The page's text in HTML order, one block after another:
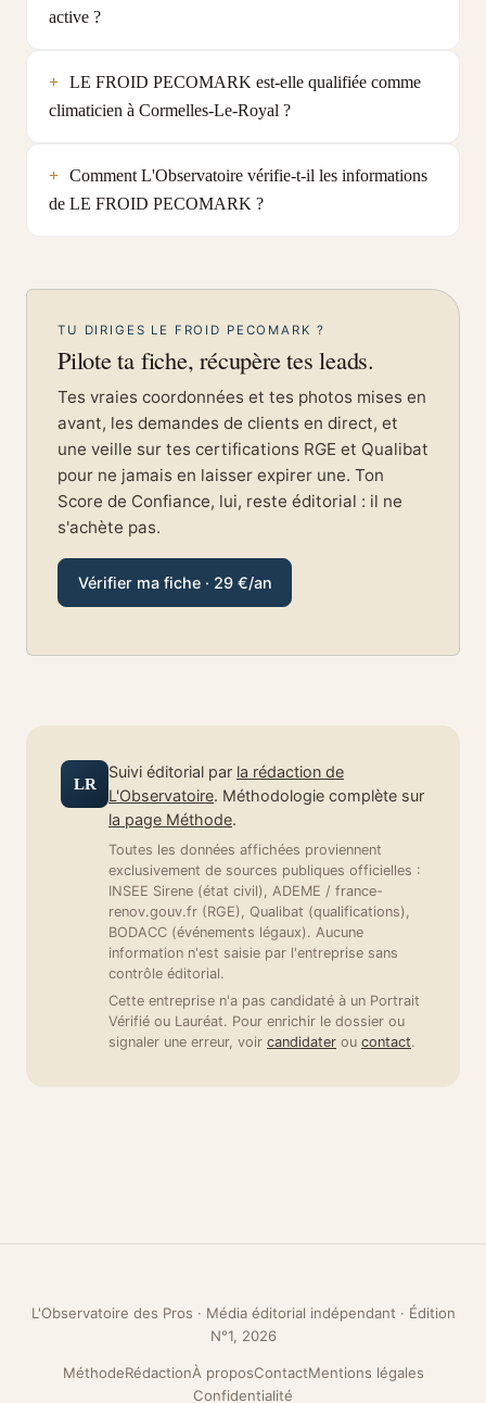
active ?
LE FROID PECOMARK est-elle qualifiée comme
climaticien à Cormelles-Le-Royal ?
Comment L'Observatoire vérifie-t-il les informations
de LE FROID PECOMARK ?
TU DIRIGES LE FROID PECOMARK ?
Pilote ta fiche, récupère tes leads.
Tes vraies coordonnées et tes photos mises en
avant, les demandes de clients en direct, et
une veille sur tes certifications RGE et Qualibat
pour ne jamais en laisser expirer une. Ton
Score de Confiance, lui, reste éditorial : il ne
s'achète pas.
Vérifier ma fiche · 29 €/an
LR
Suivi éditorial par la rédaction de
L'Observatoire. Méthodologie complète sur
la page Méthode.
Toutes les données affichées proviennent
exclusivement de sources publiques officielles :
INSEE Sirene (état civil), ADEME / france-
renov.gouv.fr (RGE), Qualibat (qualifications),
BODACC (événements légaux). Aucune
information n'est saisie par l'entreprise sans
contrôle éditorial.
Cette entreprise n'a pas candidaté à un Portrait
Vérifié ou Lauréat. Pour enrichir le dossier ou
signaler une erreur, voir candidater ou contact.
L'Observatoire des Pros · Média éditorial indépendant · Édition
N°1, 2026
MéthodeRédactionÀ proposContactMentions légales
Confidentialité